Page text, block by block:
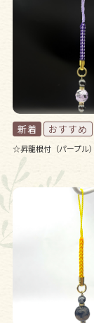
☆昇龍根付（パープル）